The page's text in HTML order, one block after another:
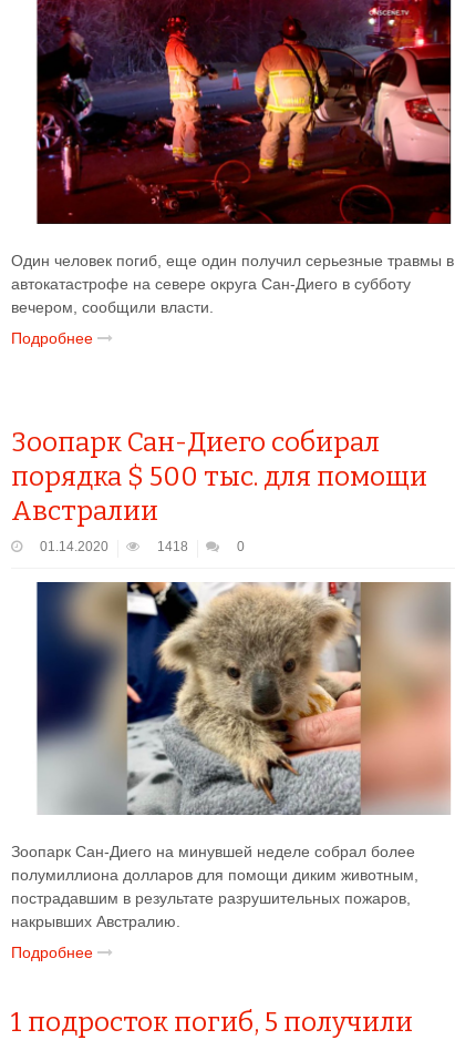
Один человек погиб, еще один получил серьезные травмы в
автокатастрофе на севере округа Сан-Диего в субботу
вечером, сообщили власти.
Подробнее
Зоопарк Сан-Диего собирал
порядка $ 500 тыс. для помощи
Австралии
01.14.2020 1418 0
Зоопарк Сан-Диего на минувшей неделе собрал более
полумиллиона долларов для помощи диким животным,
пострадавшим в результате разрушительных пожаров,
накрывших Австралию.
Подробнее
1 подросток погиб, 5 получили